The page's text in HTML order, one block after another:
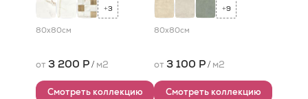
+3
80x80см
от 3 200 Р/ м2
Смотреть коллекцию
+9
80x80см
от 3 100 Р/ м2
Смотреть коллекцию